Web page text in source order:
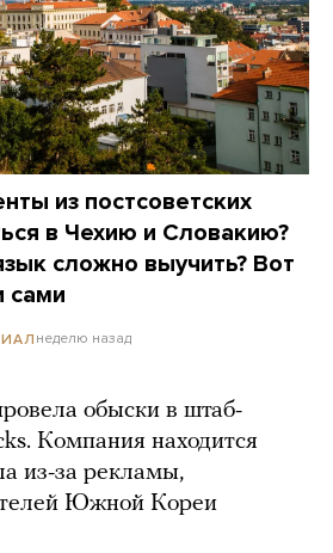
из постсоветских
в Чехию и Словакию?
сложно выучить? Вот
сами
неделю назад
обыски в штаб-
Компания находится
из-за рекламы,
Южной Кореи